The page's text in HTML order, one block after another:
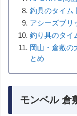
釣具のタイム
アシーズブリ
釣り具のタイ
岡山・倉敷の
とめ
モンベル 倉